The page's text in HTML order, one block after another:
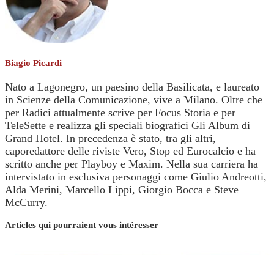
Biagio Picardi
Nato a Lagonegro, un paesino della Basilicata, e laureato
in Scienze della Comunicazione, vive a Milano. Oltre che
per Radici attualmente scrive per Focus Storia e per
TeleSette e realizza gli speciali biografici Gli Album di
Grand Hotel. In precedenza è stato, tra gli altri,
caporedattore delle riviste Vero, Stop ed Eurocalcio e ha
scritto anche per Playboy e Maxim. Nella sua carriera ha
intervistato in esclusiva personaggi come Giulio Andreotti,
Alda Merini, Marcello Lippi, Giorgio Bocca e Steve
McCurry.
Articles qui pourraient vous intéresser